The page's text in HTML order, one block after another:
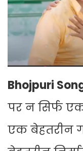
Bhojpuri
पर न सिर्फ
एक बेहतरीन